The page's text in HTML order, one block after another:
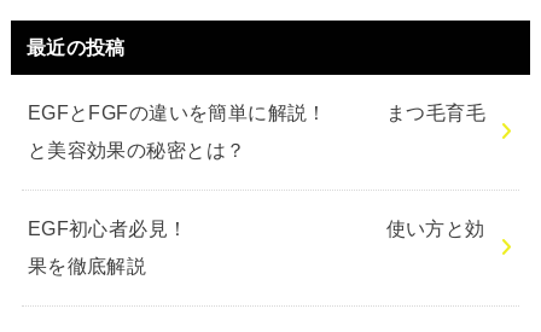
最近の投稿
EGFとFGFの違いを簡単に解説！ まつ毛育毛
と美容効果の秘密とは？
EGF初心者必見！ 使い方と効
果を徹底解説